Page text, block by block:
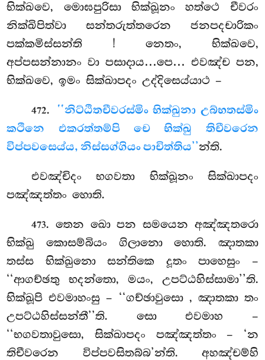
භික්ඛවෙ, මොඝපුරිසා භික්ඛූනං හත්ථෙ චීවරං
නික්ඛිපිත්වා සන්තරුත්තරෙන ජනපදචාරිකං
පක්කමිස්සන්ති ! නෙතං, භික්ඛවෙ,
අප්පසන්නානං වා පසාදාය…පෙ… එවඤ්ච පන,
භික්ඛවෙ, ඉමං සික්ඛාපදං උද්දිසෙය්යාථ –
472. ‘‘නිට්ඨිතචීවරස්මිං භික්ඛුනා උබ්භතස්මිං
කථිනෙ එකරත්තම්පි චෙ භික්ඛු තිචීවරෙන
විප්පවසෙය්ය, නිස්සග්ගියං පාචිත්තිය’’න්ති.
එවඤ්චිදං භගවතා භික්ඛූනං සික්ඛාපදං
පඤ්ඤත්තං හොති.
473. තෙන ඛො පන සමයෙන අඤ්ඤතරො
භික්ඛු කොසම්බියං ගිලානො හොති. ඤාතකා
තස්ස භික්ඛුනො සන්තිකෙ දූතං පාහෙසුං –
‘‘ආගච්ඡතු භදන්තො, මයං, උපට්ඨහිස්සාමා’’ති.
භික්ඛූපි එවමාහංසු – ‘‘ගච්ඡාවුසො , ඤාතකා තං
උපට්ඨහිස්සන්තී’’ති. සො එවමාහ –
‘‘භගවතාවුසො, සික්ඛාපදං පඤ්ඤත්තං – ‘න
තිචීවරෙන විප්පවසිතබ්බ’න්ති. අහඤ්චම්හි